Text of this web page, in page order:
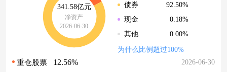
341.58亿元
净资产
2026-06-30
债券
92.50%
现金
0.18%
其他
0.00%
为什么比例超过100%
重仓股票 12.56%
2026-06-30